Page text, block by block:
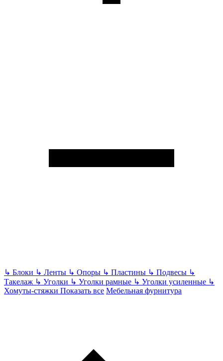
↳ Блоки ↳ Ленты ↳ Опоры ↳ Пластины ↳ Подвесы ↳
Такелаж ↳ Уголки ↳ Уголки рамные ↳ Уголки усиленные ↳
Хомуты-стяжки Показать все Мебельная фурнитура